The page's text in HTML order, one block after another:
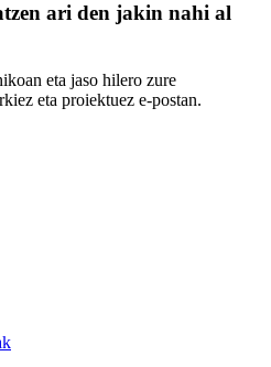
ari den jakin nahi al
eta jaso hilero zure
eta proiektuez e-postan.